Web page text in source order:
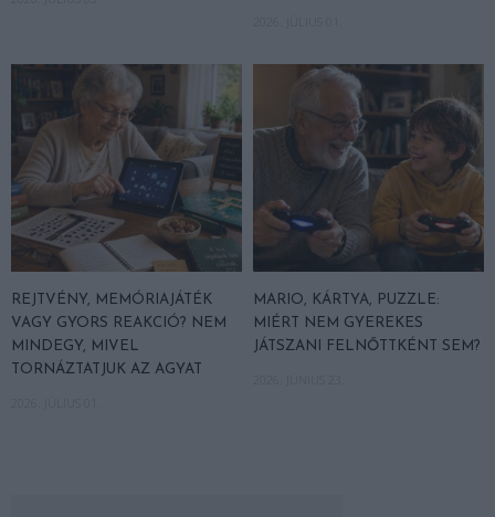
REJTVÉNY, MEMÓRIAJÁTÉK
VAGY GYORS REAKCIÓ? NEM
MINDEGY, MIVEL
TORNÁZTATJUK AZ AGYAT
MARIO, KÁRTYA, PUZZLE:
MIÉRT NEM GYEREKES
JÁTSZANI FELNŐTTKÉNT SEM?